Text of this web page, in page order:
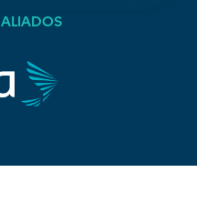
ALIADOS